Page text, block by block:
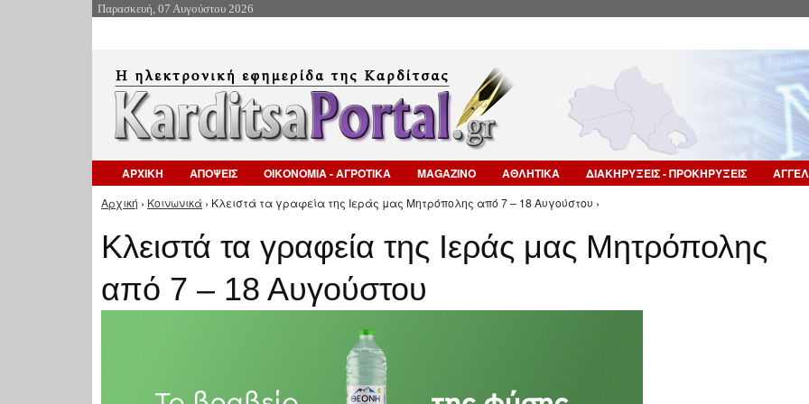
Παρασκευή, 07 Αυγούστου 2026
ΑΡΧΙΚΗ ΑΠΟΨΕΙΣ ΟΙΚΟΝΟΜΙΑ - ΑΓΡΟΤΙΚΑ MAGAZINO ΑΘΛΗΤΙΚΑ ΔΙΑΚΗΡΥΞΕΙΣ - ΠΡΟΚΗΡΥΞΕΙΣ
Είστε εδώ
Αρχική › Κοινωνικά › Κλειστά τα γραφεία της Ιεράς μας Μητρόπολης από 7 – 18 Αυγούστου ›
Κλειστά τα γραφεία της Ιεράς μας Μητρόπολης
από 7 – 18 Αυγούστου